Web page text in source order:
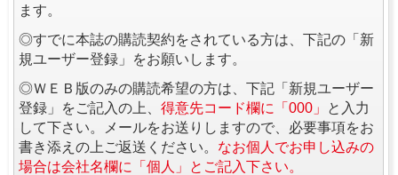
ます。
◎すでに本誌の購読契約をされている方は、下記の「新
規ユーザー登録」をお願いします。
◎ＷＥＢ版のみの購読希望の方は、下記「新規ユーザー
登録」をご記入の上、 得意先コード欄に「000」
と入力
して下さい。メールをお送りしますので、必要事項をお
書き添えの上ご返送ください。 なお個人でお申し込みの
場合は会社名欄に「個人」とご記入下さい。